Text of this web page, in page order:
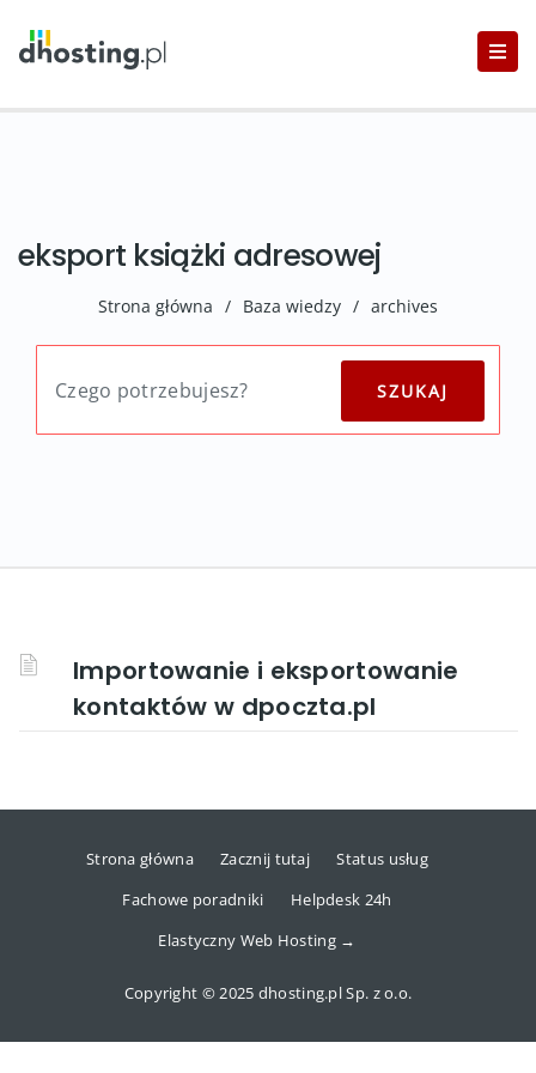
eksport książki adresowej
Strona główna / Baza wiedzy / archives
Importowanie i eksportowanie
kontaktów w dpoczta.pl
Strona główna Zacznij tutaj
Status usług
Fachowe poradniki
Helpdesk 24h
Elastyczny Web Hosting →
Copyright © 2025 dhosting.pl Sp. z o.o.